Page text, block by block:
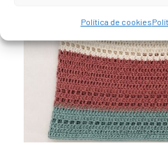
Política de cookies